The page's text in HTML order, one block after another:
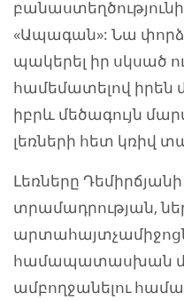
«Ապագան»: Նա
պակերել իր սկսած
համեմատելով իրեն
իբրև մեծագույն
լեռների հետ կռիվ
Լեռները
տրամադրության,
համապատասխան
ամբողջանելու